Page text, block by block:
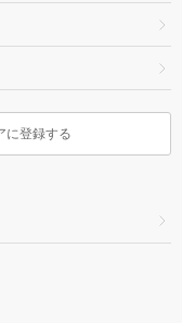
に登録する